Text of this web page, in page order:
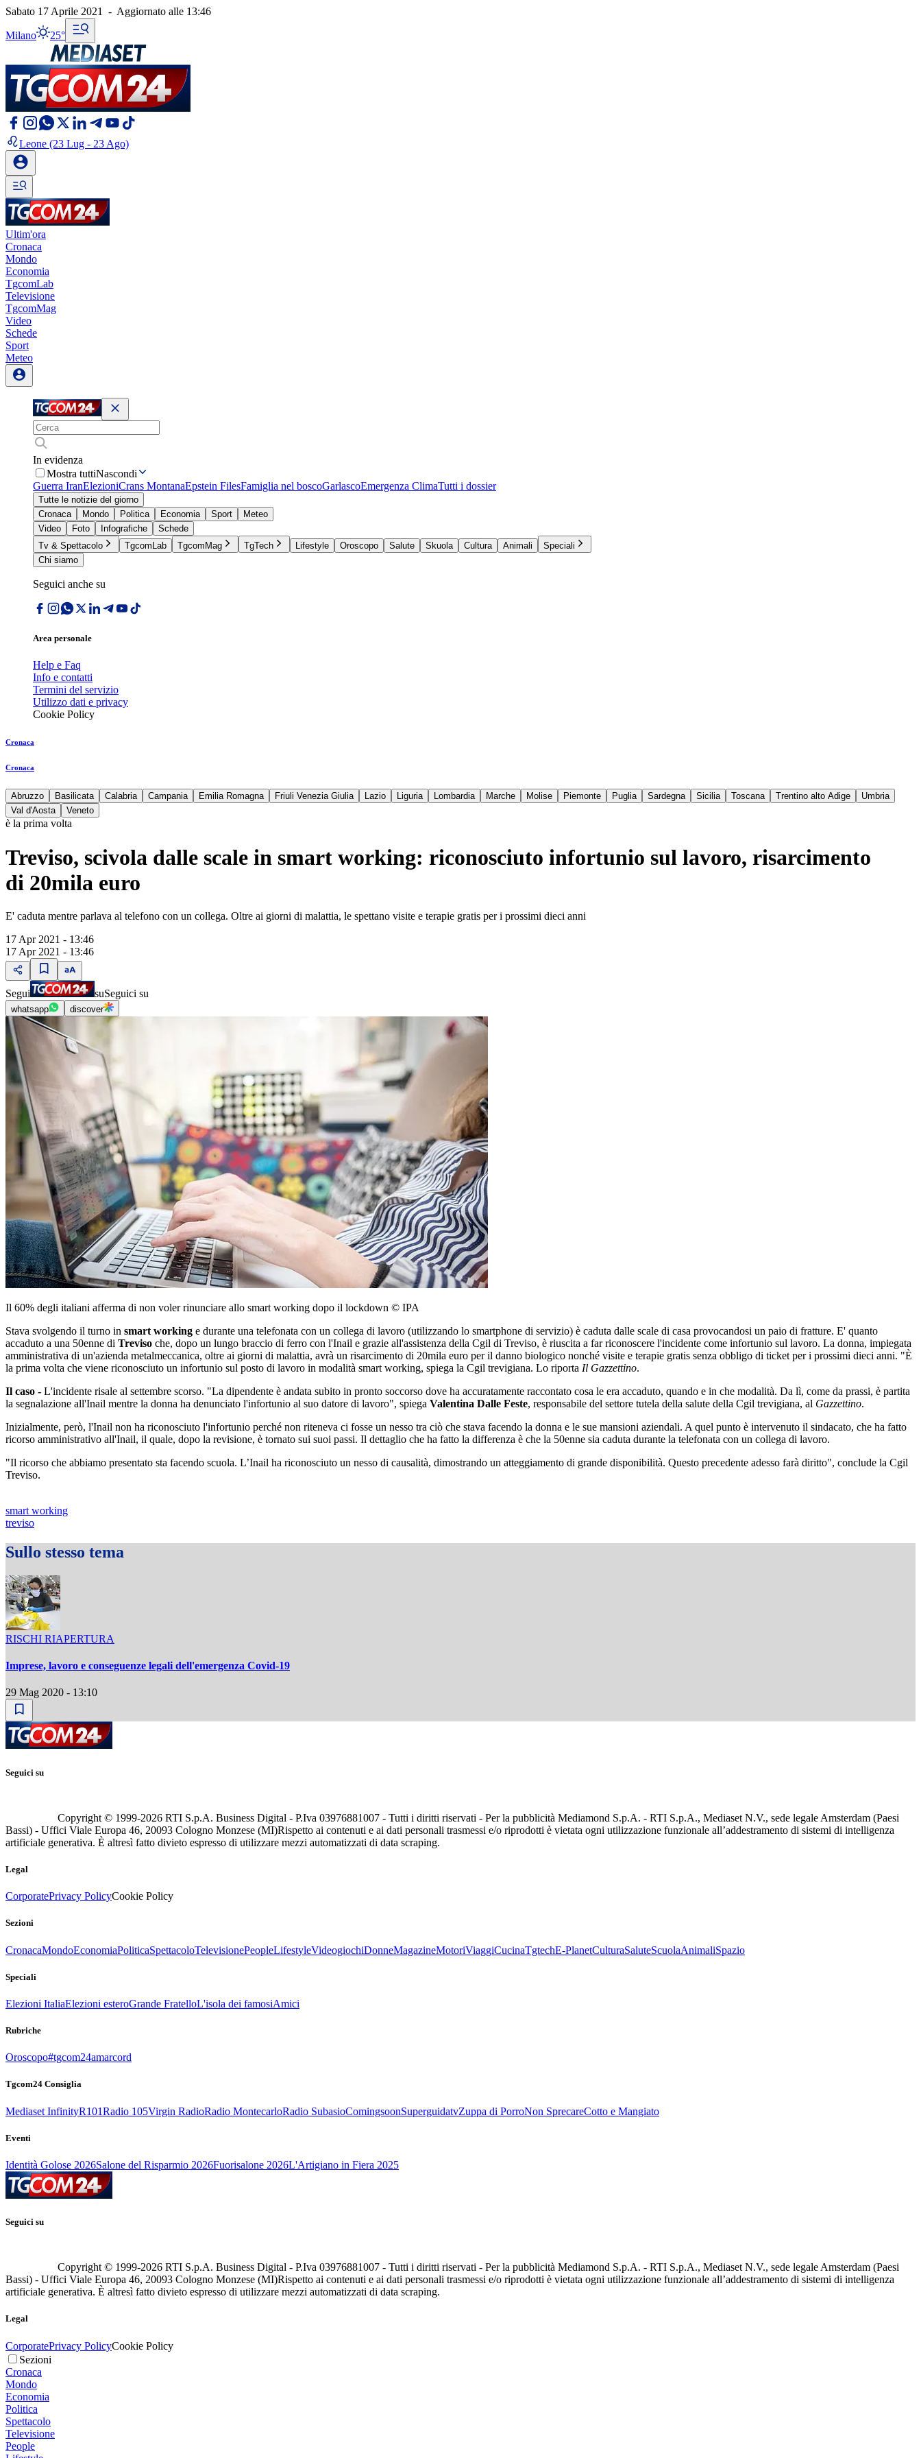
Sabato 17 Aprile 2021 - Aggiornato alle 13:46
Milano 25°
Leone (23 Lug - 23 Ago)
Ultim'ora
Cronaca
Mondo
Economia
TgcomLab
Televisione
TgcomMag
Video
Schede
Sport
Meteo
In evidenza
Mostra tuttiNascondi
Guerra IranElezioniCrans MontanaEpstein FilesFamiglia nel boscoGarlascoEmergenza ClimaTutti i dossier
Tutte le notizie del giorno
Cronaca
Mondo Politica Economia Sport
Meteo
Video
Foto Infografiche
Schede
Tv & Spettacolo
TgcomLab TgcomMag TgTech Lifestyle Oroscopo Salute Skuola Cultura Animali
Speciali
Chi siamo
Seguici anche su
Area personale
Help e Faq
Info e contatti
Termini del servizio
Utilizzo dati e privacy
Cookie Policy
Cronaca
Cronaca
Abruzzo Basilicata Calabria Campania Emilia Romagna Friuli Venezia Giulia Lazio Liguria Lombardia Marche Molise Piemonte Puglia Sardegna Sicilia Toscana Trentino alto Adige
Umbria
Val d'Aosta
Veneto
è la prima volta
Treviso, scivola dalle scale in smart working: riconosciuto infortunio sul lavoro, risarcimento
di 20mila euro
E' caduta mentre parlava al telefono con un collega. Oltre ai giorni di malattia, le spettano visite e terapie gratis per i prossimi dieci anni
17 Apr 2021 - 13:46
17 Apr 2021 - 13:46
Segui suSeguici su
whatsapp discover
Il 60% degli italiani afferma di non voler rinunciare allo smart working dopo il lockdown © IPA
Stava svolgendo il turno in smart working e durante una telefonata con un collega di lavoro (utilizzando lo smartphone di servizio) è caduta dalle scale di casa provocandosi un paio di fratture. E' quanto
accaduto a una 50enne di Treviso che, dopo un lungo braccio di ferro con l'Inail e grazie all'assistenza della Cgil di Treviso, è riuscita a far riconoscere l'incidente come infortunio sul lavoro. La donna, impiegata
amministrativa di un'azienda metalmeccanica, oltre ai giorni di malattia, avrà un risarcimento di 20mila euro per il danno biologico nonché visite e terapie gratis senza obbligo di ticket per i prossimi dieci anni. "È
la prima volta che viene riconosciuto un infortunio sul posto di lavoro in modalità smart working, spiega la Cgil trevigiana. Lo riporta Il Gazzettino.
Il caso - L'incidente risale al settembre scorso. "La dipendente è andata subito in pronto soccorso dove ha accuratamente raccontato cosa le era accaduto, quando e in che modalità. Da lì, come da prassi, è partita
la segnalazione all'Inail mentre la donna ha denunciato l'infortunio al suo datore di lavoro", spiega Valentina Dalle Feste, responsabile del settore tutela della salute della Cgil trevigiana, al Gazzettino.
Inizialmente, però, l'Inail non ha riconosciuto l'infortunio perché non riteneva ci fosse un nesso tra ciò che stava facendo la donna e le sue mansioni aziendali. A quel punto è intervenuto il sindacato, che ha fatto
ricorso amministrativo all'Inail, il quale, dopo la revisione, è tornato sui suoi passi. Il dettaglio che ha fatto la differenza è che la 50enne sia caduta durante la telefonata con un collega di lavoro.
"Il ricorso che abbiamo presentato sta facendo scuola. L’Inail ha riconosciuto un nesso di causalità, dimostrando un atteggiamento di grande disponibilità. Questo precedente adesso farà diritto", conclude la Cgil
Treviso.
smart working
treviso
Sullo stesso tema
RISCHI RIAPERTURA
Imprese, lavoro e conseguenze legali dell'emergenza Covid-19
29 Mag 2020 - 13:10
Seguici su
Copyright © 1999-2026 RTI S.p.A. Business Digital - P.Iva 03976881007 - Tutti i diritti riservati - Per la pubblicità Mediamond S.p.A. - RTI S.p.A., Mediaset N.V., sede legale Amsterdam (Paesi
Bassi) - Uffici Viale Europa 46, 20093 Cologno Monzese (MI)Rispetto ai contenuti e ai dati personali trasmessi e/o riprodotti è vietata ogni utilizzazione funzionale all’addestramento di sistemi di intelligenza
artificiale generativa. È altresì fatto divieto espresso di utilizzare mezzi automatizzati di data scraping.
Legal
CorporatePrivacy PolicyCookie Policy
Sezioni
CronacaMondoEconomiaPoliticaSpettacoloTelevisionePeopleLifestyleVideogiochiDonneMagazineMotoriViaggiCucinaTgtechE-PlanetCulturaSaluteScuolaAnimaliSpazio
Speciali
Elezioni ItaliaElezioni esteroGrande FratelloL'isola dei famosiAmici
Rubriche
Oroscopo#tgcom24amarcord
Tgcom24 Consiglia
Mediaset InfinityR101Radio 105Virgin RadioRadio MontecarloRadio SubasioComingsoonSuperguidatvZuppa di PorroNon SprecareCotto e Mangiato
Eventi
Identità Golose 2026Salone del Risparmio 2026Fuorisalone 2026L'Artigiano in Fiera 2025
Seguici su
Copyright © 1999-2026 RTI S.p.A. Business Digital - P.Iva 03976881007 - Tutti i diritti riservati - Per la pubblicità Mediamond S.p.A. - RTI S.p.A., Mediaset N.V., sede legale Amsterdam (Paesi
Bassi) - Uffici Viale Europa 46, 20093 Cologno Monzese (MI)Rispetto ai contenuti e ai dati personali trasmessi e/o riprodotti è vietata ogni utilizzazione funzionale all’addestramento di sistemi di intelligenza
artificiale generativa. È altresì fatto divieto espresso di utilizzare mezzi automatizzati di data scraping.
Legal
CorporatePrivacy PolicyCookie Policy
Sezioni
Cronaca
Mondo
Economia
Politica
Spettacolo
Televisione
People